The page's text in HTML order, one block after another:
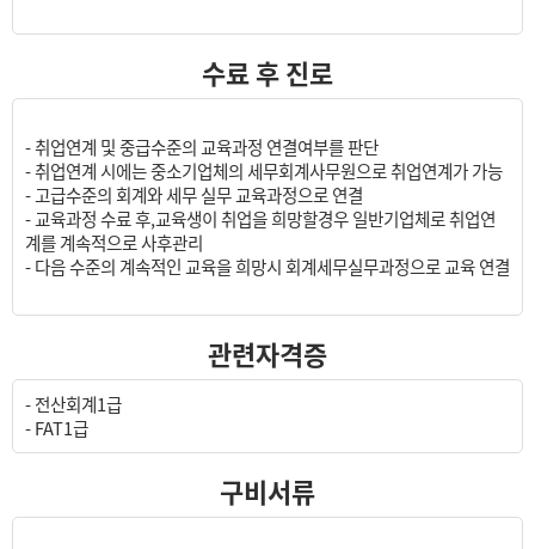
수료 후 진로
- 취업연계 및 중급수준의 교육과정 연결여부를 판단
- 취업연계 시에는 중소기업체의 세무회계사무원으로 취업연계가 가능
- 고급수준의 회계와 세무 실무 교육과정으로 연결
- 교육과정 수료 후,교육생이 취업을 희망할경우 일반기업체로 취업연
계를 계속적으로 사후관리
- 다음 수준의 계속적인 교육을 희망시 회계세무실무과정으로 교육 연결
관련자격증
- 전산회계1급
- FAT1급
구비서류